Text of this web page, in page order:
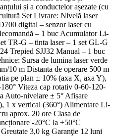
și a conductelor așezate (cu
Set Livrare: Nivelă laser
digital – senzor laser cu
– 1 buc Acumulator Li-
TR-G – tinta laser – 1 set GL-G
Trepied SJJ32 Manual – 1 buc
Sursa de lumina laser verde
10 m Distanta de operare 500 m
pe plan ± 10% (axa X, axa Y),
Viteza cap rotativ 0-60-120-
Auto-nivelare ± 5° Afișare
1 x vertical (360°) Alimentare Li-
aprox. 20 ore Clasa de
-20°C la +50°C
3,0 kg Garanţie 12 luni